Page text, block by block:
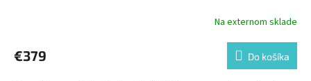
Na externom sklade
€379 Do košíka